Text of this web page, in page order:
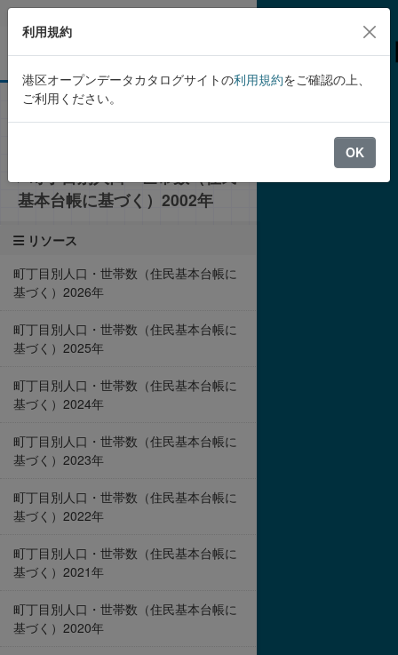
Skip to main content
組織
港区
港区の町丁目別人口・世帯数
町丁目別人口・世帯数（住民
基本台帳に基づく）2002年
リソース
町丁目別人口・世帯数（住民基本台帳に
基づく）2026年
町丁目別人口・世帯数（住民基本台帳に
基づく）2025年
町丁目別人口・世帯数（住民基本台帳に
基づく）2024年
町丁目別人口・世帯数（住民基本台帳に
基づく）2023年
町丁目別人口・世帯数（住民基本台帳に
基づく）2022年
町丁目別人口・世帯数（住民基本台帳に
基づく）2021年
町丁目別人口・世帯数（住民基本台帳に
基づく）2020年
利用規約
港区オープンデータカタログサイトの利用規約をご確認の上、
ご利用ください。
OK